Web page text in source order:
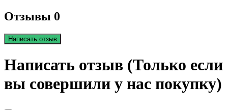
Отзывы 0
Написать отзыв
Написать отзыв (Только если
вы совершили у нас покупку)